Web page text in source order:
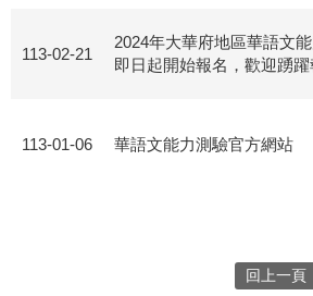
113-02-21
2024年大華府地區華語文
即日起開始報名，歡迎踴
113-01-06 華語文能力測驗官方網站
回上一頁